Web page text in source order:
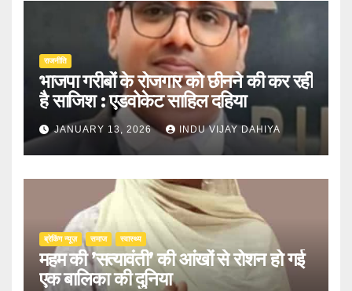
राजनीति
भाजपा गरीबों के रोजगार को छीनने की कर रही
है साजिश : एडवोकेट साहिल दहिया
JANUARY 13, 2026 INDU VIJAY DAHIYA
ब्रेकिंग न्यूज़ समाज स्वास्थ्य
महम की ’सत्यावंती’ की आंखों से रोशन हो गई
एक बालिका की दुनिया